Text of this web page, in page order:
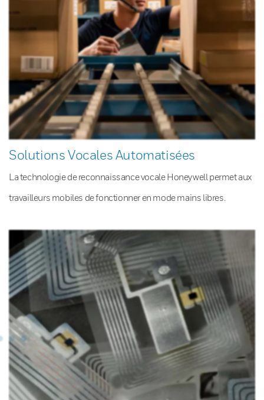
Solutions Vocales Automatisées
La technologie de reconnaissance vocale Honeywell permet aux
travailleurs mobiles de fonctionner en mode mains libres.